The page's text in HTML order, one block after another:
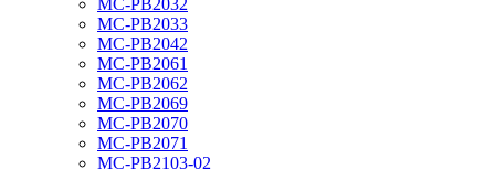
MC-PB2032
MC-PB2033
MC-PB2042
MC-PB2061
MC-PB2062
MC-PB2069
MC-PB2070
MC-PB2071
MC-PB2103-02